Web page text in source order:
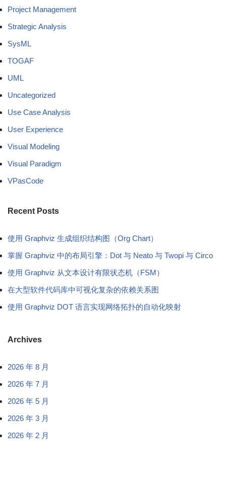
Project Management
Strategic Analysis
SysML
TOGAF
UML
Uncategorized
Use Case Analysis
User Experience
Visual Modeling
Visual Paradigm
VPasCode
Recent Posts
使用 Graphviz 生成组织结构图（Org Chart）
掌握 Graphviz 中的布局引擎：Dot 与 Neato 与 Twopi 与 Circo
使用 Graphviz 从文本设计有限状态机（FSM）
在大型软件代码库中可视化复杂的依赖关系图
使用 Graphviz DOT 语言实现网络拓扑的自动化映射
Archives
2026 年 8 月
2026 年 7 月
2026 年 5 月
2026 年 3 月
2026 年 2 月